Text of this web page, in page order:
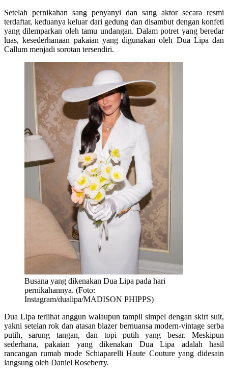
Setelah pernikahan sang penyanyi dan sang aktor secara resmi
terdaftar, keduanya keluar dari gedung dan disambut dengan konfeti
yang dilemparkan oleh tamu undangan. Dalam potret yang beredar
luas, kesederhanaan pakaian yang digunakan oleh Dua Lipa dan
Callum menjadi sorotan tersendiri.
Busana yang dikenakan Dua Lipa pada hari
pernikahannya. (Foto:
Instagram/dualipa/MADISON PHIPPS)
Dua Lipa terlihat anggun walaupun tampil simpel dengan skirt suit,
yakni setelan rok dan atasan blazer bernuansa modern-vintage serba
putih, sarung tangan, dan topi putih yang besar. Meskipun
sederhana, pakaian yang dikenakan Dua Lipa adalah hasil
rancangan rumah mode Schiaparelli Haute Couture yang didesain
langsung oleh Daniel Roseberry.